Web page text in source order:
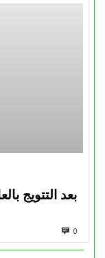
بعد التتويج
0